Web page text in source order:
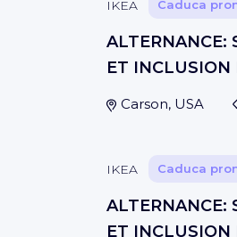
IKEA Caduca
ALTERNANCE:
ET INCLUSION
Carson, USA
IKEA Caduca
ALTERNANCE:
ET INCLUSION